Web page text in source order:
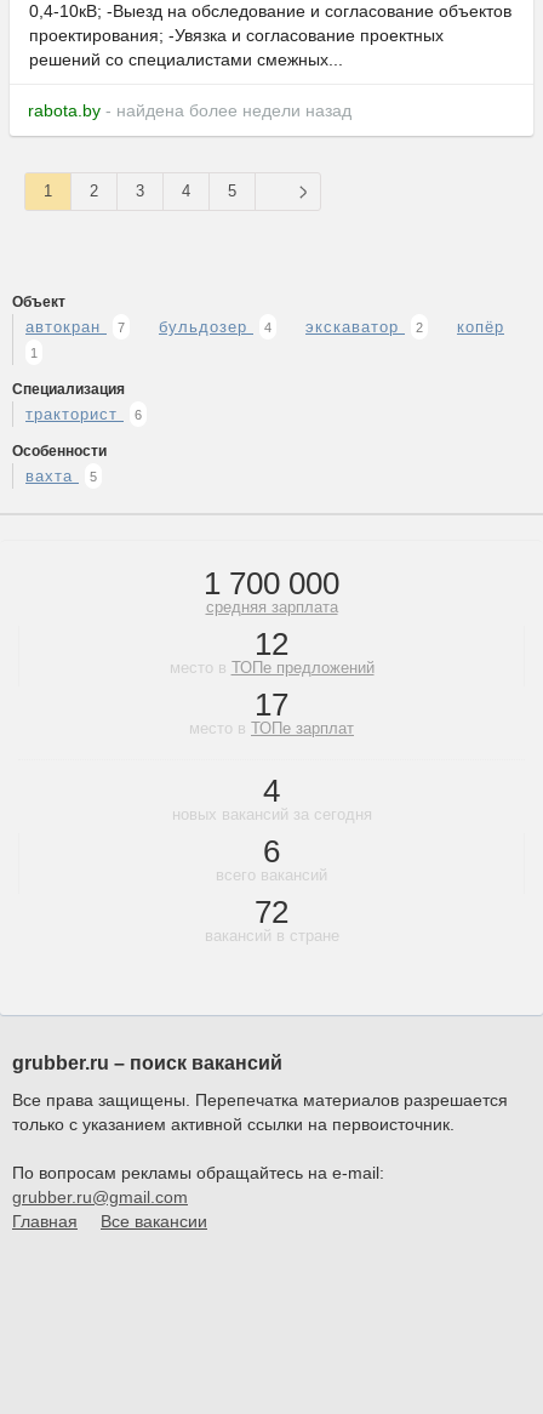
0,4-10кВ; -Выезд на обследование и согласование объектов
проектирования; -Увязка и согласование проектных
решений со специалистами смежных...
rabota.by - найдена более недели назад
1 2 3 4 5
Объект
автокран 7 бульдозер 4 экскаватор 2 копёр
1
Специализация
тракторист 6
Особенности
вахта 5
1 700 000
средняя зарплата
12
место в ТОПе предложений
17
место в ТОПе зарплат
4
новых вакансий за сегодня
6
всего вакансий
72
вакансий в стране
grubber.ru – поиск вакансий
Все права защищены. Перепечатка материалов разрешается
только с указанием активной ссылки на первоисточник.
По вопросам рекламы обращайтесь на e-mail:
grubber.ru@gmail.com
Главная
Все вакансии